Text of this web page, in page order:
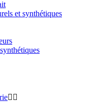
et synthétiques
 